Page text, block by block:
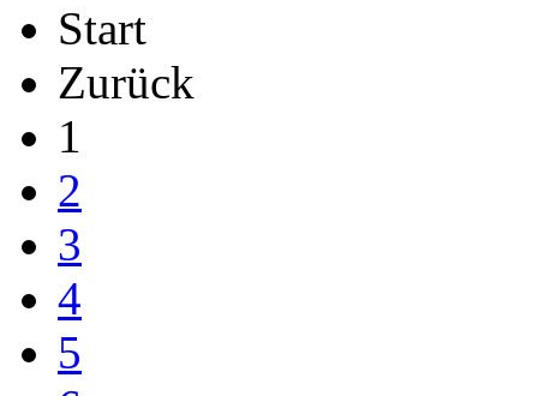
Start
Zurück
1
2
3
4
5